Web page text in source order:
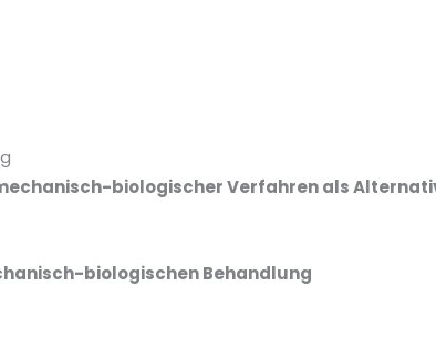
biologischer Verfahren als
biologischen Behandlung